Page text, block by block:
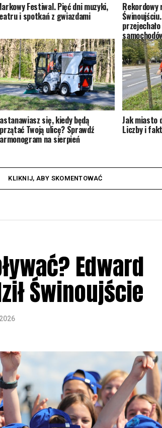
Festiwal. Pięć dni muzyki,
i spotkań z gwiazdami
Rekordowy
się, kiedy będą
Twoją ulicę? Sprawdź
na sierpień
Jak miasto
Liczby i
KLIKNIJ, ABY SKOMENTOWAĆ
Edward
Świnoujście